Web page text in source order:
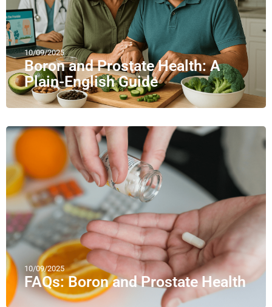
10/09/2025
Boron and Prostate Health: A
Plain-English Guide
10/09/2025
FAQs: Boron and Prostate Health